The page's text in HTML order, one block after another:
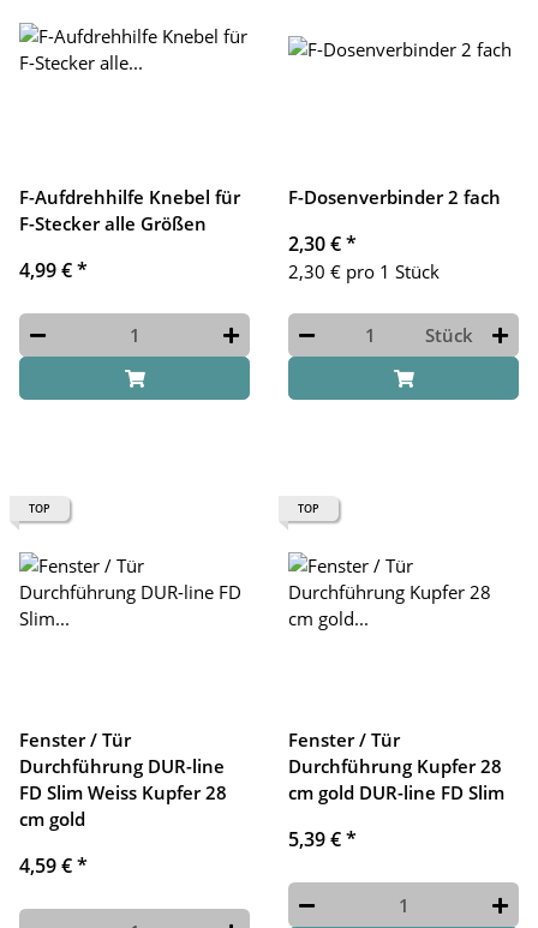
F-Aufdrehhilfe Knebel für
F-Stecker alle Größen
4,99 €*
F-Dosenverbinder 2 fach
2,30 €*
2,30 € pro 1 Stück
Stück
TOP
Fenster / Tür
Durchführung DUR-line
FD Slim Weiss Kupfer 28
cm gold
4,59 €*
TOP
Fenster / Tür
Durchführung Kupfer 28
cm gold DUR-line FD Slim
5,39 €*